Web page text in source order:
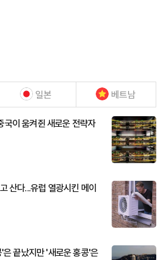
일본 베트남
이 움켜쥔 새로운 전략자
산다...유럽 열광시킨 메이
끝났지만 '새로운 홍콩'은